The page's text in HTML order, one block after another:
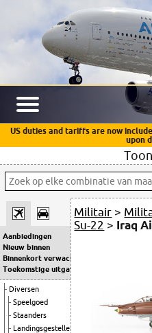
US duties and tariffs are now
upon
Aanbiedingen
Nieuw binnen
Binnenkort verwacht
Toekomstige uitgaven
Diversen
Speelgoed
Staanders
Landingsgestellen
Militair >
Su-22 > Iraq